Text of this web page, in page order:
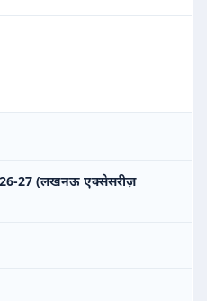
27 (लखनऊ एक्सेसरीज़